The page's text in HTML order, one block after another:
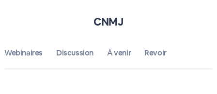
CNMJ
Webinaires Discussion À venir Revoir